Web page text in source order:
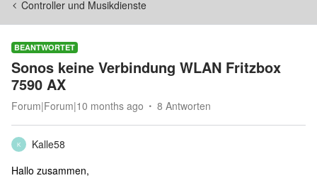
Controller und Musikdienste
BEANTWORTET
Sonos keine Verbindung WLAN Fritzbox
7590 AX
Forum|Forum|10 months ago 8 Antworten
K
Kalle58
Hallo zusammen,